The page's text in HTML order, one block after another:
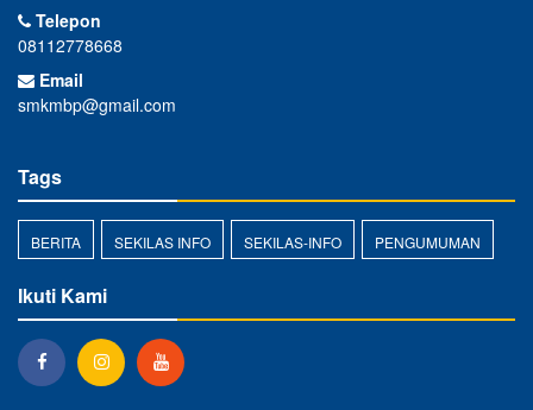
Telepon
08112778668
Email
smkmbp@gmail.com
Tags
BERITA SEKILAS INFO SEKILAS-INFO PENGUMUMAN
Ikuti Kami